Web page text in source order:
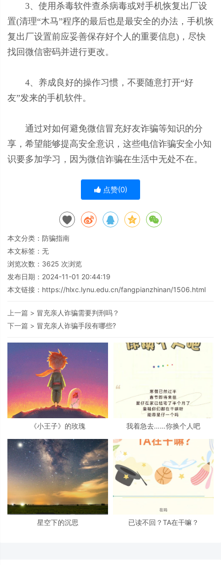
3、使用杀毒软件查杀病毒或对手机恢复出厂设
置(清理“木马”程序的最后也是最安全的办法，手机恢
复出厂设置前应妥善保存好个人的重要信息)，尽快
找回微信密码并进行更改。
4、养成良好的操作习惯，不要随意打开“好
友”发来的手机软件。
通过对如何避免微信冒充好友诈骗等知识的分
享，希望能够提高安全意识，这些电信诈骗安全小知
识要多加学习，因为微信诈骗在生活中无处不在。
点赞(0)
本文分类： 防骗指南
本文标签：无
浏览次数： 3625 次浏览
发布日期：2024-11-01 20:44:19
本文链接： https://hlxc.lynu.edu.cn/fangpianzhinan/1506.html
上一篇 > 冒充亲人诈骗需要判刑吗？
下一篇 > 冒充亲人诈骗手段有哪些?
《小王子》的玫瑰 我着急去……你换个人吧
星空下的沉思 已读不回？TA在干嘛？